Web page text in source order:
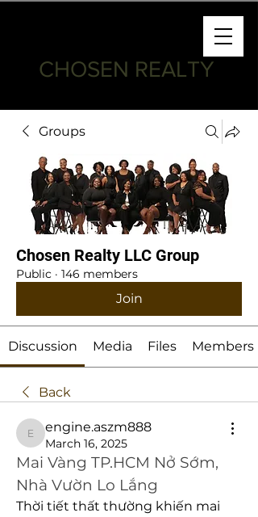
CHOSEN REALTY
Groups
Chosen Realty LLC Group
Public · 146 members
Join
Discussion Media Files Members
Back
engine.aszm888
engine.aszm888
March 16, 2025
Mai Vàng TP.HCM Nở Sớm,
Nhà Vườn Lo Lắng
Thời tiết thất thường khiến mai